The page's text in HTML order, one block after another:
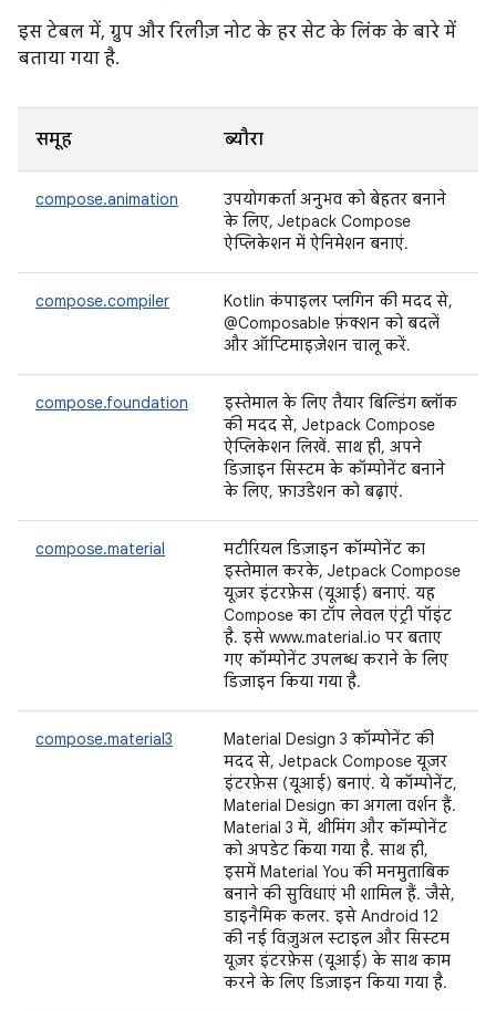
इस टेबल में, ग्रुप और रिलीज़ नोट के हर सेट के लिंक के बारे में
बताया गया है.
समूह ब्यौरा
compose.animation
उपयोगकर्ता अनुभव को बेहतर बनाने
के लिए, Jetpack Compose
ऐप्लिकेशन में ऐनिमेशन बनाएं.
compose.compiler
Kotlin कंपाइलर प्लगिन की मदद से,
@Composable फ़ंक्शन को बदलें
और ऑप्टिमाइज़ेशन चालू करें.
compose.foundation
इस्तेमाल के लिए तैयार बिल्डिंग ब्लॉक
की मदद से, Jetpack Compose
ऐप्लिकेशन लिखें. साथ ही, अपने
डिज़ाइन सिस्टम के कॉम्पोनेंट बनाने
के लिए, फ़ाउंडेशन को बढ़ाएं.
compose.material
मटीरियल डिज़ाइन कॉम्पोनेंट का
इस्तेमाल करके, Jetpack Compose
यूज़र इंटरफ़ेस (यूआई) बनाएं. यह
Compose का टॉप लेवल एंट्री पॉइंट
है. इसे www.material.io पर बताए
गए कॉम्पोनेंट उपलब्ध कराने के लिए
डिज़ाइन किया गया है.
compose.material3
Material Design 3 कॉम्पोनेंट की
मदद से, Jetpack Compose यूज़र
इंटरफ़ेस (यूआई) बनाएं. ये कॉम्पोनेंट,
Material Design का अगला वर्शन हैं.
Material 3 में, थीमिंग और कॉम्पोनेंट
को अपडेट किया गया है. साथ ही,
इसमें Material You की मनमुताबिक
बनाने की सुविधाएं भी शामिल हैं. जैसे,
डाइनैमिक कलर. इसे Android 12
की नई विज़ुअल स्टाइल और सिस्टम
यूज़र इंटरफ़ेस (यूआई) के साथ काम
करने के लिए डिज़ाइन किया गया है.